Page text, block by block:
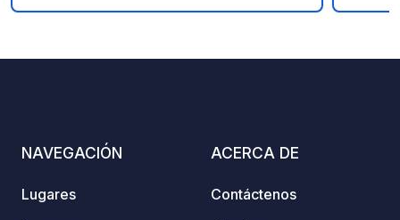
sus playas de arena fina y sus calas
NAVEGACIÓN
Lugares
ACERCA DE
Contáctenos